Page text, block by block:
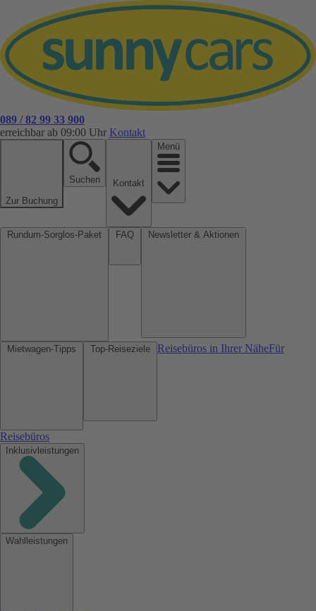
089 / 82 99 33 900
erreichbar ab 09:00 Uhr Kontakt
Zur Buchung
Suchen
Menü
Reisebüros in Ihrer NäheFür
Reisebüros
Inklusivleistungen
Wahlleistungen